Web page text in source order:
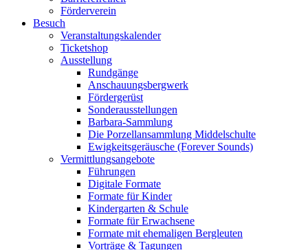
Förderverein
Besuch
Veranstaltungskalender
Ticketshop
Ausstellung
Rundgänge
Anschauungsbergwerk
Fördergerüst
Sonderausstellungen
Barbara-Sammlung
Die Porzellansammlung Middelschulte
Ewigkeitsgeräusche (Forever Sounds)
Vermittlungsangebote
Führungen
Digitale Formate
Formate für Kinder
Kindergarten & Schule
Formate für Erwachsene
Formate mit ehemaligen Bergleuten
Vorträge & Tagungen